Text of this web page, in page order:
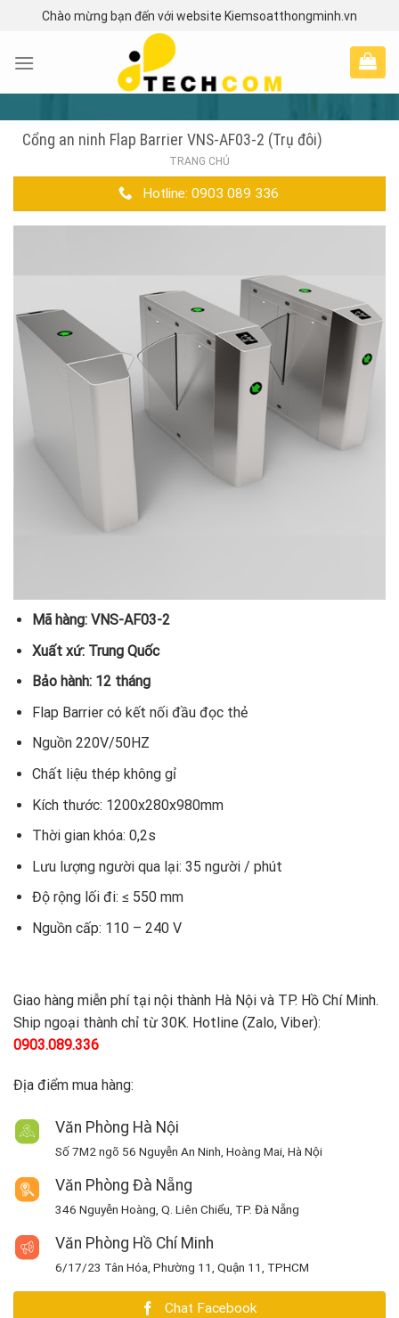
content
Chào mừng bạn đến với website Kiemsoatthongminh.vn
Cổng an ninh Flap Barrier VNS-AF03-2 (Trụ đôi)
TRANG CHỦ
Hotline: 0903 089 336
Mã hàng: VNS-AF03-2
Xuất xứ: Trung Quốc
Bảo hành: 12 tháng
Flap Barrier có kết nối đầu đọc thẻ
Nguồn 220V/50HZ
Chất liệu thép không gỉ
Kích thước: 1200x280x980mm
Thời gian khóa: 0,2s
Lưu lượng người qua lại: 35 người / phút
Độ rộng lối đi: ≤ 550 mm
Nguồn cấp: 110 – 240 V
Giao hàng miễn phí tại nội thành Hà Nội và TP. Hồ Chí Minh.
Ship ngoại thành chỉ từ 30K. Hotline (Zalo, Viber):
0903.089.336
Địa điểm mua hàng:
Văn Phòng Hà Nội
Số 7M2 ngõ 56 Nguyễn An Ninh, Hoàng Mai, Hà Nội
Văn Phòng Đà Nẵng
346 Nguyễn Hoàng, Q. Liên Chiểu, TP. Đà Nẵng
Văn Phòng Hồ Chí Minh
6/17/23 Tân Hóa, Phường 11, Quận 11, TPHCM
Chat Facebook